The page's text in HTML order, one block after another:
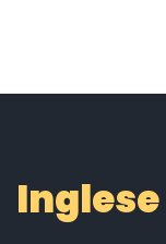
Inglese